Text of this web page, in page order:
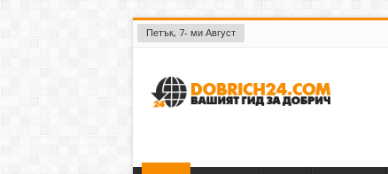
Петък, 7- ми Август